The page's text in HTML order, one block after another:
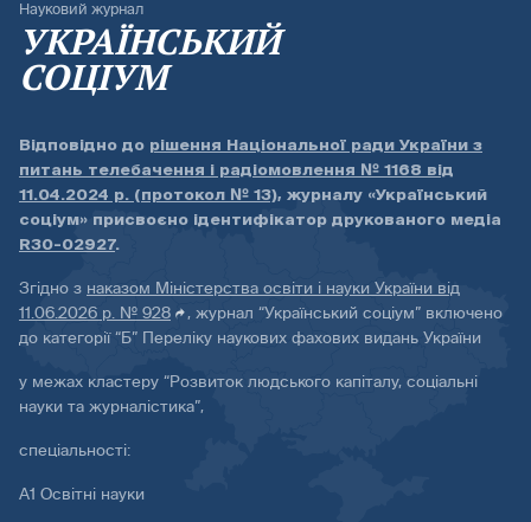
Науковий журнал
УКРАЇНСЬКИЙ
СОЦІУМ
Відповідно до рішення Національної ради України з
питань телебачення і радіомовлення № 1168 від
11.04.2024 р. (протокол № 13), журналу «Український
соціум» присвоєно ідентифікатор друкованого медіа
R30-02927.
Згідно з наказом Міністерства освіти і науки України від
11.06.2026 р. № 928
, журнал “Український соціум” включено
до категорії “Б” Переліку наукових фахових видань України
у межах кластеру “Розвиток людського капіталу, соціальні
науки та журналістика”,
спеціальності:
А1 Освітні науки